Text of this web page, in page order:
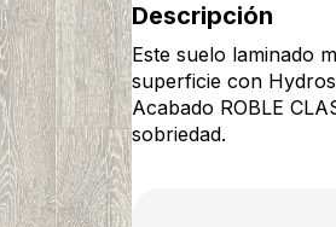
Descripción
Este suelo laminado
superficie con
Acabado ROBLE
sobriedad.